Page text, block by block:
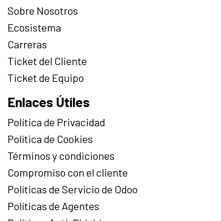
Sobre Nosotros
Ecosistema
Carreras
Ticket del Cliente
Ticket de Equipo
Enlaces Útiles
Política de Privacidad
Política de Cookies
Términos y condiciones
Compromiso con el cliente
Políticas de Servicio de Odoo
Políticas de Agentes